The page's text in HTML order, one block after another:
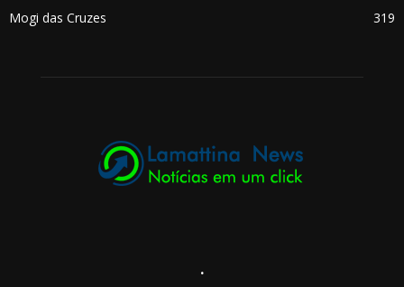
Mogi das Cruzes
319
.